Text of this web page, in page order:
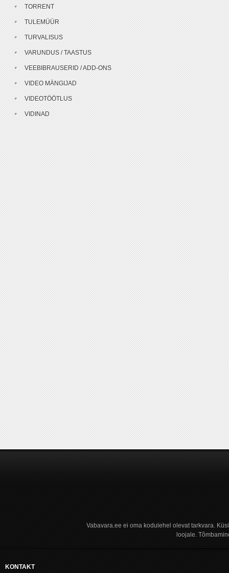
TORRENT
TULEMÜÜR
TURVALISUS
VARUNDUS / TAASTUS
VEEBIBRAUSERID / ADD-ONS
VIDEO MÄNGIJAD
VIDEOTÖÖTLUS
VIDINAD
Vabavara.ee ei oma kodulehel olevat tarkvara.
loojale.
KONTAKT